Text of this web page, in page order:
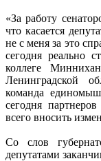
«За работу
что касается
не с меня за это
сегодня реально
коллеге
Ленинградской
команда
сегодня
всего вносить
Со слов
депутатами